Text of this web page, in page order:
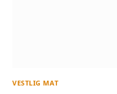
VESTLIG MAT